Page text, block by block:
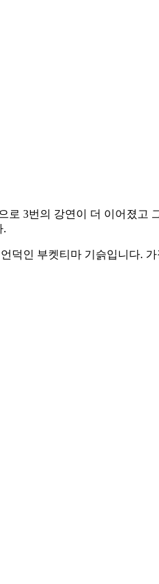
3번의 강연이 더 이어졌고
.
인 부켓티마 기슭입니다.